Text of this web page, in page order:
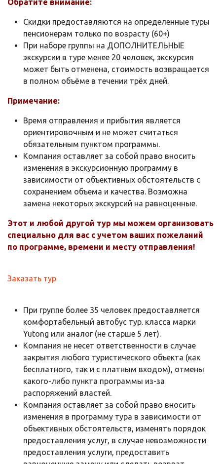
Обратите внимание:
Скидки предоставляются на определенные туры
пенсионерам только по возрасту (60+)
При наборе группы на ДОПОЛНИТЕЛЬНЫЕ
экскурсии в туре менее 20 человек, экскурсия
может быть отменена, стоимость возвращается
в полном объёме в течении трёх дней.
Примечание:
Время отправления и прибытия является
ориентировочным и не может считаться
обязательным пунктом программы.
Компания оставляет за собой право вносить
изменения в экскурсионную программу в
зависимости от объективных обстоятельств с
сохранением объема и качества. Возможна
замена некоторых экскурсий на равноценные.
Этот и любой другой тур мы можем организовать
специально для вас с учетом ваших пожеланий
по программе, времени и месту отправления!
Заказать тур
При группе более 35 человек предоставляется
комфортабельный автобус тур. класса марки
Yutong или аналог (не старше 5 лет).​​​​​​​
Компания не несет ответственности в случае
закрытия любого туристического объекта (как
бесплатного, так и с платным входом), отмены
какого-либо пункта программы из-за
распоряжений властей.
Компания оставляет за собой право вносить
изменения в программу тура в зависимости от
объективных обстоятельств, изменять порядок
предоставления услуг, в случае невозможности
предоставления услуги, предоставить